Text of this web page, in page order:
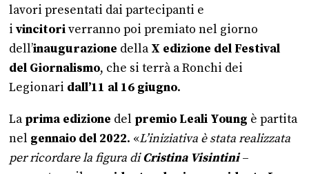
lavori presentati dai partecipanti e
ivincitoriverranno poi premiato nel giorno
dell’inaugurazione dellaX edizione del Festival
del Giornalismo, che si terrà a Ronchi dei
Legionari dall’11 al 16 giugno.
Laprima edizione del premio Leali Young è partita
nel gennaio del 2022. «L’iniziativa è stata realizzata
per ricordare la figura diCristina Visintini–